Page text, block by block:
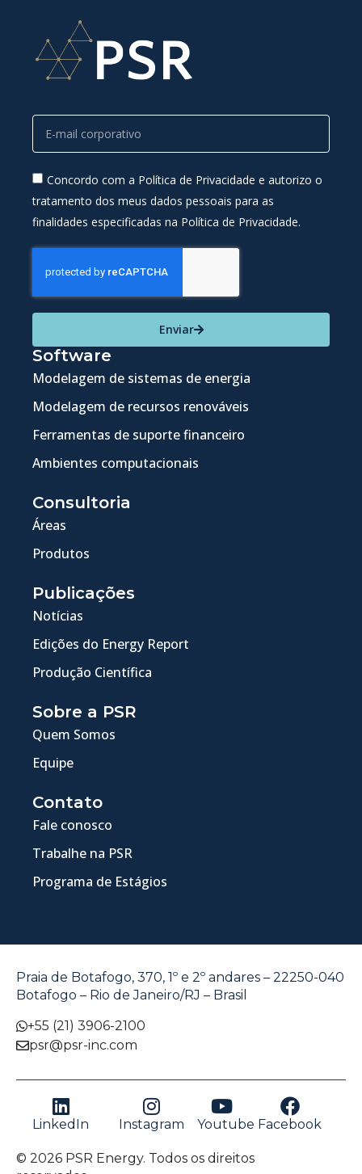
Concordo com a Política de Privacidade e autorizo o
tratamento dos meus dados pessoais para as
finalidades especificadas na Política de Privacidade.
Enviar
Software
Modelagem de sistemas de energia
Modelagem de recursos renováveis
Ferramentas de suporte financeiro
Ambientes computacionais
Consultoria
Áreas
Produtos
Publicações
Notícias
Edições do Energy Report
Produção Científica
Sobre a PSR
Quem Somos
Equipe
Contato
Fale conosco
Trabalhe na PSR
Programa de Estágios
Praia de Botafogo, 370, 1º e 2º andares – 22250-040
Botafogo – Rio de Janeiro/RJ – Brasil
+55 (21) 3906-2100
psr@psr-inc.com
LinkedIn Instagram Youtube Facebook
© 2026 PSR Energy. Todos os direitos